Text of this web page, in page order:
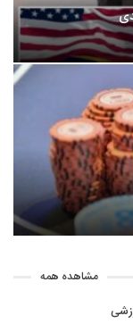
مشاهده همه